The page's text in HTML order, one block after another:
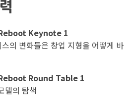
Keynote 1
의 변화들은 창업 지형을 어떻게 바
Round Table 1
델의 탐색